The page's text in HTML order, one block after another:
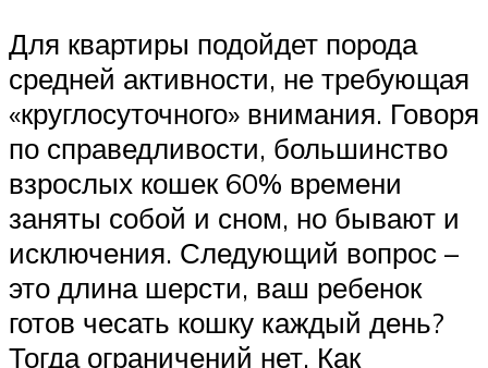
Для квартиры подойдет порода
средней активности, не требующая
«круглосуточного» внимания. Говоря
по справедливости, большинство
взрослых кошек 60% времени
заняты собой и сном, но бывают и
исключения. Следующий вопрос –
это длина шерсти, ваш ребенок
готов чесать кошку каждый день?
Тогда ограничений нет. Как